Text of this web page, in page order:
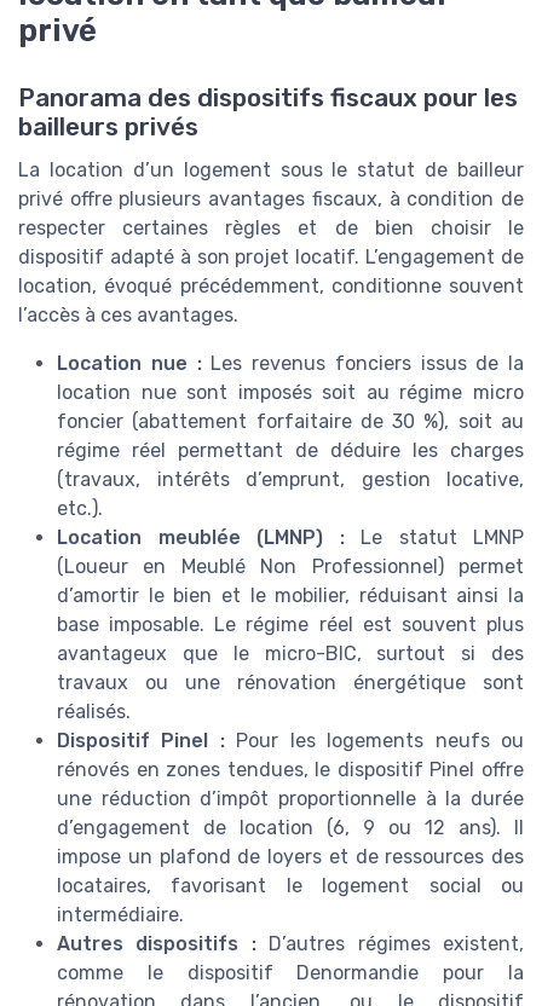
privé
Panorama des dispositifs fiscaux pour les
bailleurs privés
La location d’un logement sous le statut de bailleur
privé offre plusieurs avantages fiscaux, à condition de
respecter certaines règles et de bien choisir le
dispositif adapté à son projet locatif. L’engagement de
location, évoqué précédemment, conditionne souvent
l’accès à ces avantages.
Location nue :Les revenus fonciers issus de la
location nue sont imposés soit au régime micro
foncier (abattement forfaitaire de 30 %), soit au
régime réel permettant de déduire les charges
(travaux, intérêts d’emprunt, gestion locative,
etc.).
Location meublée (LMNP) :Le statut LMNP
(Loueur en Meublé Non Professionnel) permet
d’amortir le bien et le mobilier, réduisant ainsi la
base imposable. Le régime réel est souvent plus
avantageux que le micro-BIC, surtout si des
travaux ou une rénovation énergétique sont
réalisés.
Dispositif Pinel :Pour les logements neufs ou
rénovés en zones tendues, le dispositif Pinel offre
une réduction d’impôt proportionnelle à la durée
d’engagement de location (6, 9 ou 12 ans). Il
impose un plafond de loyers et de ressources des
locataires, favorisant le logement social ou
intermédiaire.
Autres dispositifs :D’autres régimes existent,
comme le dispositif Denormandie pour la